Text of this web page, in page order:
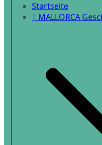
Startseite
| MALLORCA